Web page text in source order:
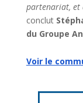
partenariat, et
conclut
du Groupe
Voir le